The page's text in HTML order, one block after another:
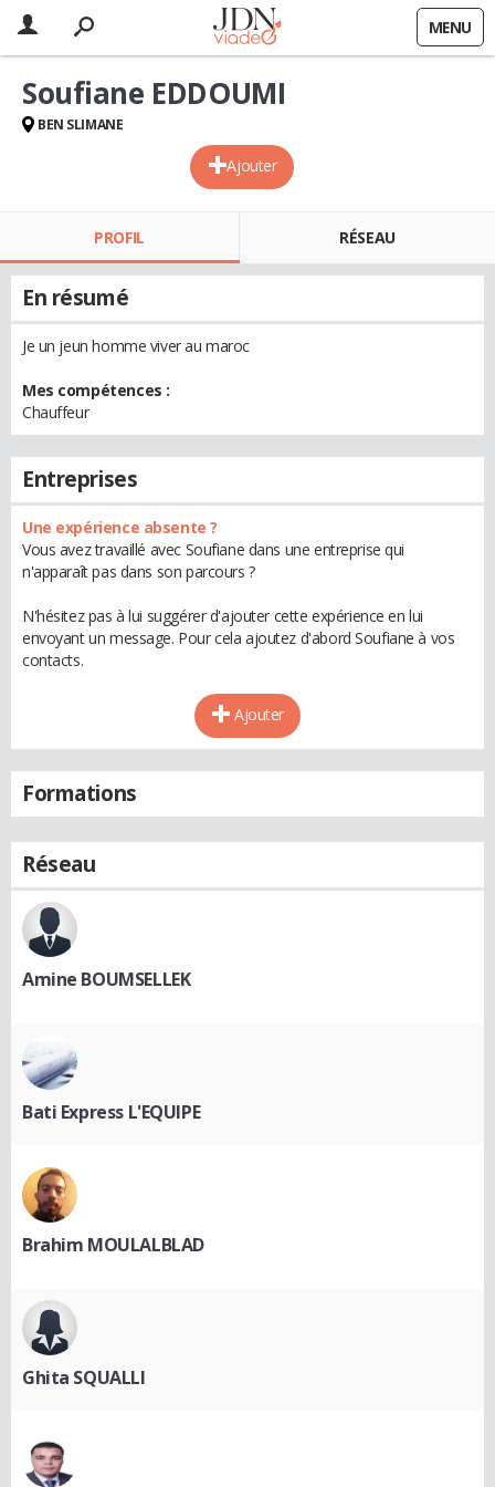
MENU
Ajouter
Soufiane EDDOUMI
BEN SLIMANE
PROFIL RÉSEAU
En résumé
Je un jeun homme viver au maroc
Mes compétences :
Chauffeur
Entreprises
Une expérience absente ?
Vous avez travaillé avec Soufiane dans une entreprise qui
n'apparaît pas dans son parcours ?
N'hésitez pas à lui suggérer d'ajouter cette expérience en lui
envoyant un message. Pour cela ajoutez d'abord Soufiane à vos
contacts.
Ajouter
Formations
Réseau
Amine BOUMSELLEK
Bati Express L'EQUIPE
Brahim MOULALBLAD
Ghita SQUALLI